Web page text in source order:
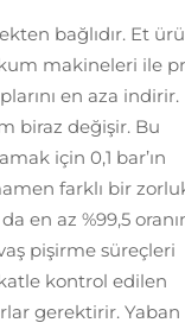
bağlıdır. Et
makineleri ile
en aza indirir.
biraz değişir. Bu
için 0,1 bar’ın
farklı bir
en az %99,5
pişirme süreçleri
kontrol edilen
gerektirir. Yaban